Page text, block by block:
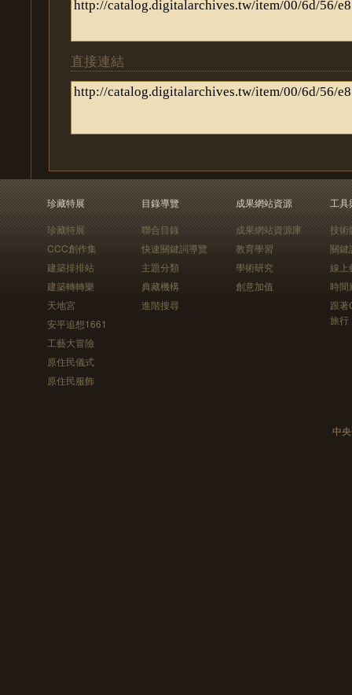
直接連結
珍藏特展
珍藏特展
CCC創作集
建築排排站
建築轉轉樂
天地宮
安平追想1661
工藝大冒險
原住民儀式
原住民服飾
目錄導覽
聯合目錄
快速關鍵詞導覽
主題分類
典藏機構
進階搜尋
成果網站資源
成果網站資源庫
教育學習
學術研究
創意加值
工具
技術
關鍵
線上
時間
跟
旅行
中